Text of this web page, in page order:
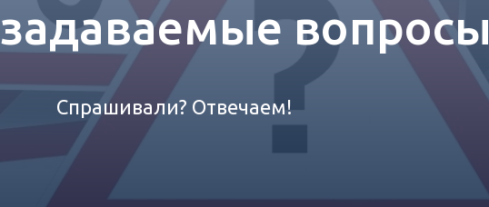
вопросы
Спрашивали? Отвечаем!